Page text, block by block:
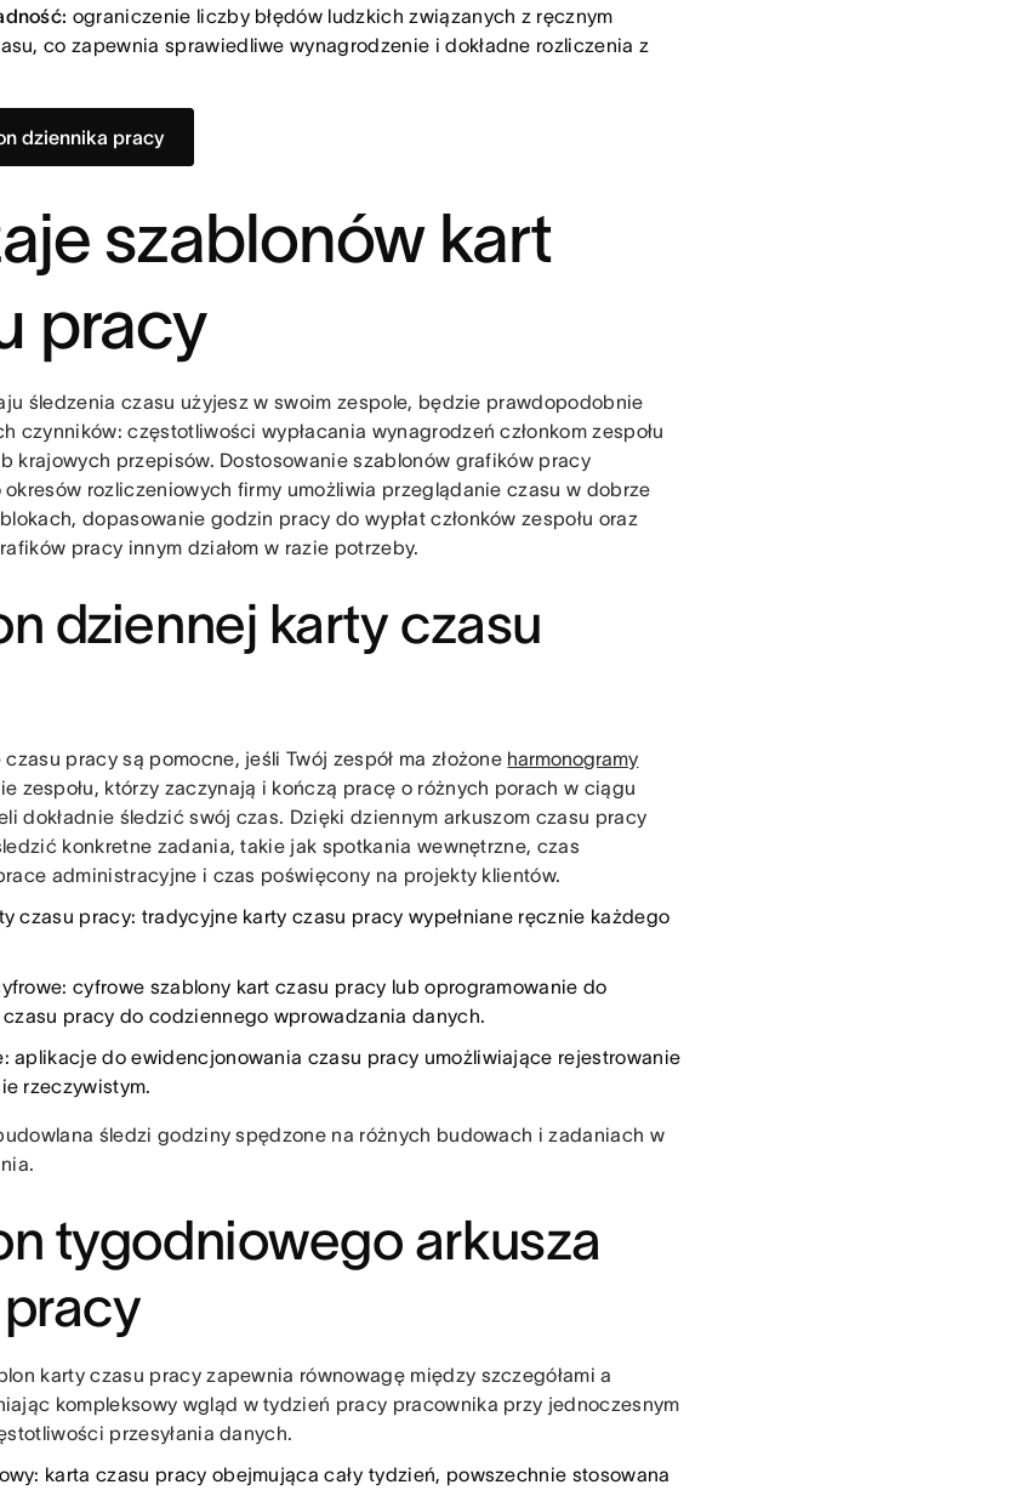
ograniczenie liczby błędów ludzkich związanych z ręcznym
co zapewnia sprawiedliwe wynagrodzenie i dokładne rozliczenia z
dziennika pracy
szablonów kart
pracy
śledzenia czasu użyjesz w swoim zespole, będzie prawdopodobnie
czynników: częstotliwości wypłacania wynagrodzeń członkom zespołu
krajowych przepisów. Dostosowanie szablonów grafików pracy
rozliczeniowych firmy umożliwia przeglądanie czasu w dobrze
dopasowanie godzin pracy do wypłat członków zespołu oraz
pracy innym działom w razie potrzeby.
dziennej karty czasu
pracy są pomocne, jeśli Twój zespół ma złożone harmonogramy
zespołu, którzy zaczynają i kończą pracę o różnych porach w ciągu
dokładnie śledzić swój czas. Dzięki dziennym arkuszom czasu pracy
konkretne zadania, takie jak spotkania wewnętrzne, czas
administracyjne i czas poświęcony na projekty klientów.
czasu pracy: tradycyjne karty czasu pracy wypełniane ręcznie każdego
cyfrowe szablony kart czasu pracy lub oprogramowanie do
pracy do codziennego wprowadzania danych.
aplikacje do ewidencjonowania czasu pracy umożliwiające rejestrowanie
rzeczywistym.
śledzi godziny spędzone na różnych budowach i zadaniach w
tygodniowego arkusza
karty czasu pracy zapewnia równowagę między szczegółami a
kompleksowy wgląd w tydzień pracy pracownika przy jednoczesnym
przesyłania danych.
karta czasu pracy obejmująca cały tydzień, powszechnie stosowana